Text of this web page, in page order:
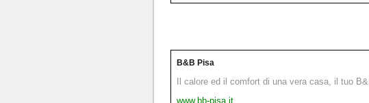
B&B Pisa
Il calore ed il comfort di una vera casa, il tuo
www.bb-pisa.it